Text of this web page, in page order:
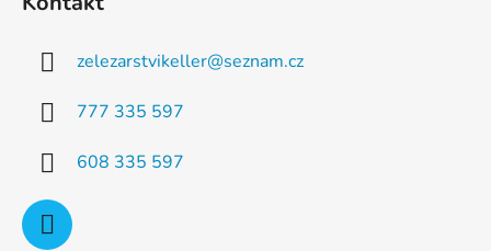
v
zelezarstvikeller@seznam.cz
777 335 597
608 335 597